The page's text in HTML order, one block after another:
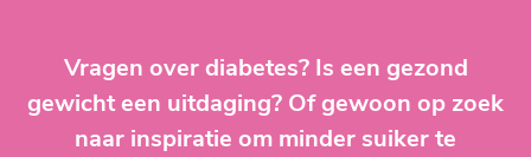
Vragen over diabetes? Is een gezond
gewicht een uitdaging? Of gewoon op zoek
naar inspiratie om minder suiker te